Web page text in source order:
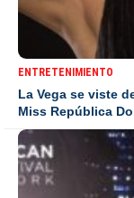
ENTRETENIMIENTO
La Vega se viste
Miss República